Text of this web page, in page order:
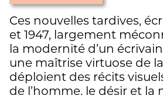
Ces nouvelles tardives,
et 1947, largement
la modernité d’un
une maîtrise virtuose de
déploient des récits
de l’homme, le désir et la